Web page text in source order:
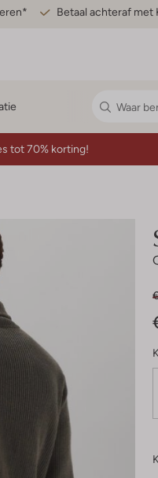
Betaal achteraf met
tot 70% korting!